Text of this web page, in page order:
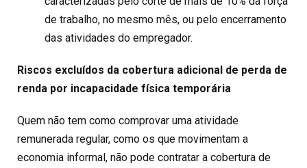
de trabalho, no mesmo mês, ou pelo encerramento
das atividades do empregador.
Riscos excluídos da cobertura adicional de perda de
renda por incapacidade física temporária
Quem não tem como comprovar uma atividade
remunerada regular, como os que movimentam a
economia informal, não pode contratar a cobertura de